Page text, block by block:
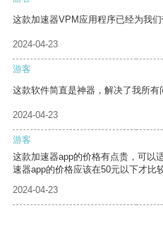
这款加速器VPM应用程序已经为我们
2024-04-23
游客
这款软件简直是神器，解决了我所有
2024-04-23
游客
这款加速器app的价格有点贵，可以
速器app的价格应该在50元以下才比
2024-04-23